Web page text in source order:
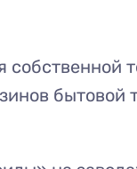
собственной
бытовой